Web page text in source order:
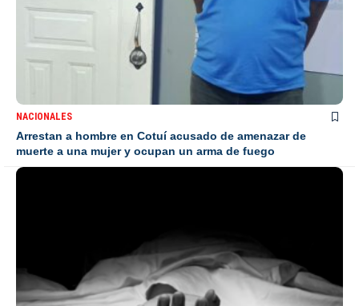
NACIONALES
Arrestan a hombre en Cotuí acusado de amenazar de
muerte a una mujer y ocupan un arma de fuego